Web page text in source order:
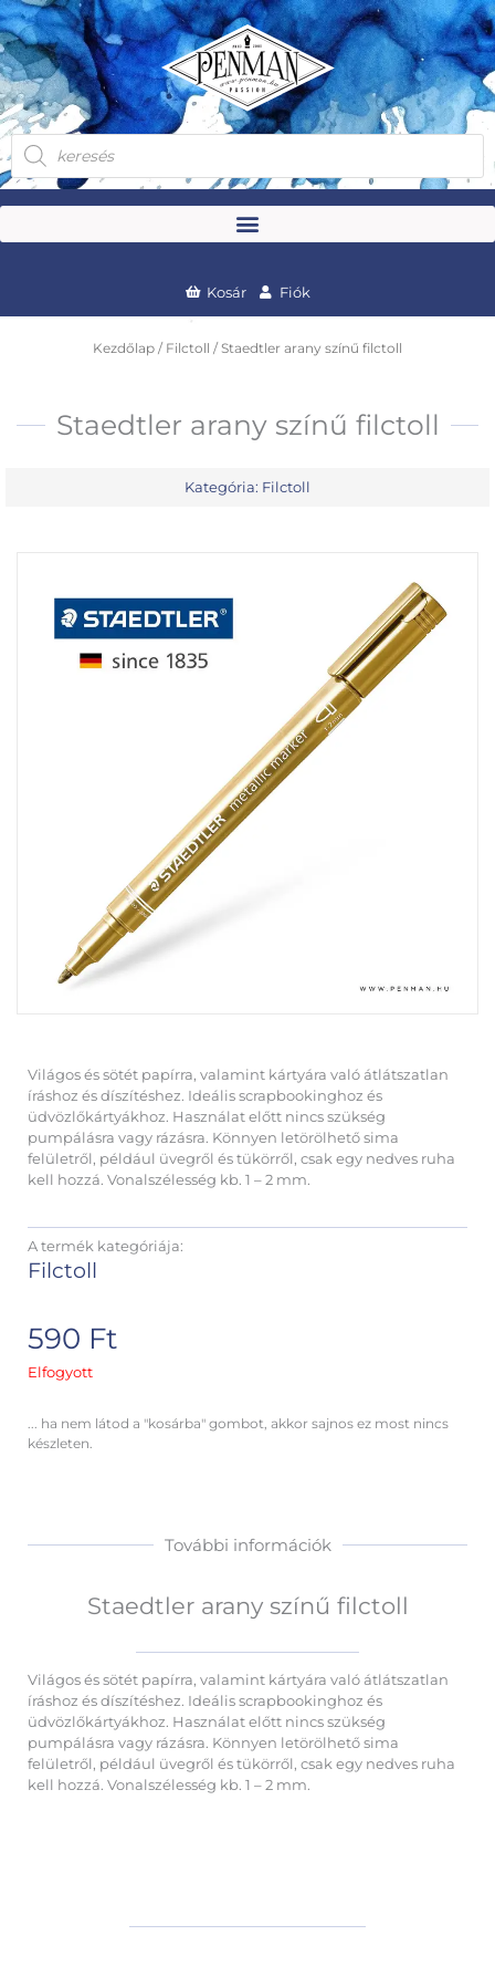
Skip
to
content
Products
search
Kosár Fiók
Kezdőlap / Filctoll / Staedtler arany színű filctoll
Staedtler arany színű filctoll
Kategória: Filctoll
Világos és sötét papírra, valamint kártyára való átlátszatlan
íráshoz és díszítéshez. Ideális scrapbookinghoz és
üdvözlőkártyákhoz. Használat előtt nincs szükség
pumpálásra vagy rázásra. Könnyen letörölhető sima
felületről, például üvegről és tükörről, csak egy nedves ruha
kell hozzá. Vonalszélesség kb. 1 – 2 mm.
A termék kategóriája:
Filctoll
590 Ft
Elfogyott
... ha nem látod a "kosárba" gombot, akkor sajnos ez most nincs
készleten.
További információk
Staedtler arany színű filctoll
Világos és sötét papírra, valamint kártyára való átlátszatlan
íráshoz és díszítéshez. Ideális scrapbookinghoz és
üdvözlőkártyákhoz. Használat előtt nincs szükség
pumpálásra vagy rázásra. Könnyen letörölhető sima
felületről, például üvegről és tükörről, csak egy nedves ruha
kell hozzá. Vonalszélesség kb. 1 – 2 mm.